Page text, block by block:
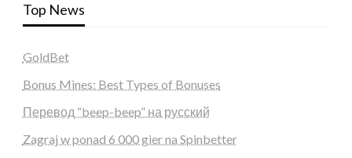
Top News
GoldBet
Bonus Mines: Best Types of Bonuses
Перевод “beep-beep” на русский
Zagraj w ponad 6 000 gier na Spinbetter